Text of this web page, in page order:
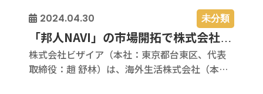
「邦人NAVI」の市場開拓で株式会社ビザイアと海外生活株式会社の情報発信部門「海外生活市場」が提携
2024.04.30 未分類
株式会社ビザイア（本社：東京都台東区、代表
取締役：趙 舒林）は、海外生活株式会社（本